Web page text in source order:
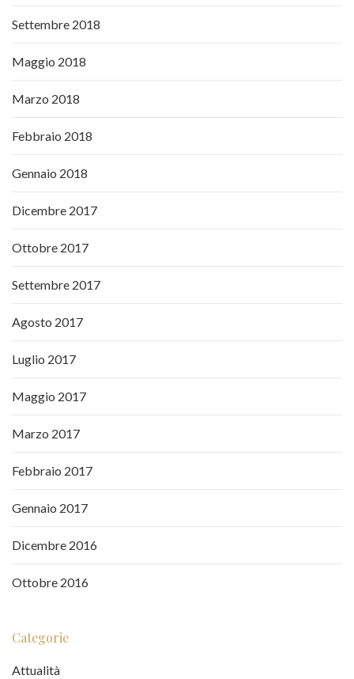
Settembre 2018
Maggio 2018
Marzo 2018
Febbraio 2018
Gennaio 2018
Dicembre 2017
Ottobre 2017
Settembre 2017
Agosto 2017
Luglio 2017
Maggio 2017
Marzo 2017
Febbraio 2017
Gennaio 2017
Dicembre 2016
Ottobre 2016
Categorie
Attualità